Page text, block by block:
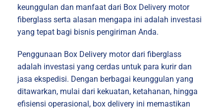
keunggulan dan manfaat dari Box Delivery motor
fiberglass serta alasan mengapa ini adalah investasi
yang tepat bagi bisnis pengiriman Anda.
Penggunaan Box Delivery motor dari fiberglass
adalah investasi yang cerdas untuk para kurir dan
jasa ekspedisi. Dengan berbagai keunggulan yang
ditawarkan, mulai dari kekuatan, ketahanan, hingga
efisiensi operasional, box delivery ini memastikan